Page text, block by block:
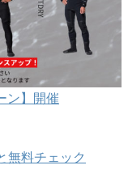
ン】開催
無料チェック